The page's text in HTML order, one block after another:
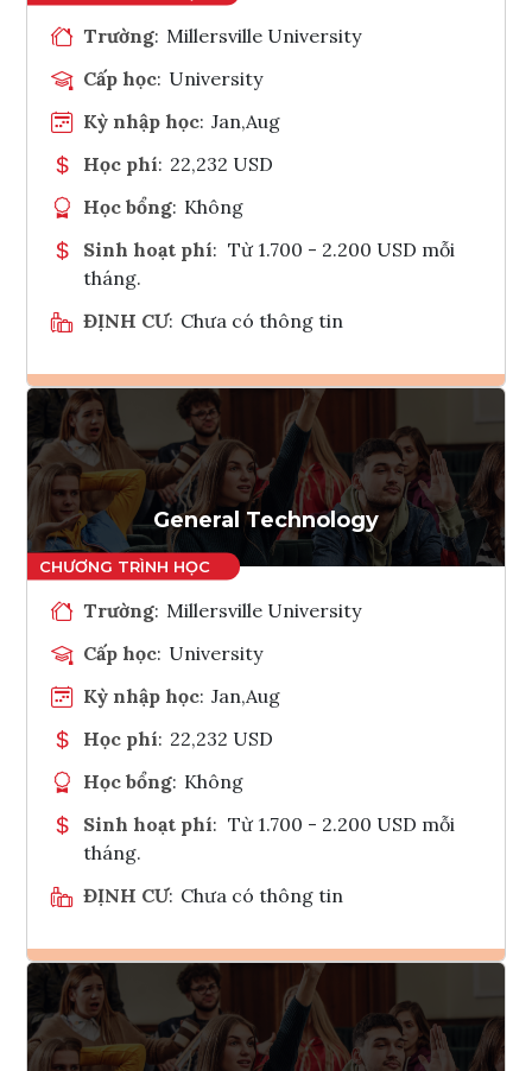
Trường: Millersville University
Cấp học: University
Kỳ nhập học: Jan,Aug
Học phí: 22,232 USD
Học bổng: Không
Sinh hoạt phí: Từ 1.700 - 2.200 USD mỗi
tháng.
ĐỊNH CƯ: Chưa có thông tin
Ghi danh
Tham vấn Interlink
General Technology
Trường: Millersville University
Cấp học: University
Kỳ nhập học: Jan,Aug
Học phí: 22,232 USD
Học bổng: Không
Sinh hoạt phí: Từ 1.700 - 2.200 USD mỗi
tháng.
ĐỊNH CƯ: Chưa có thông tin
Ghi danh
Tham vấn Interlink